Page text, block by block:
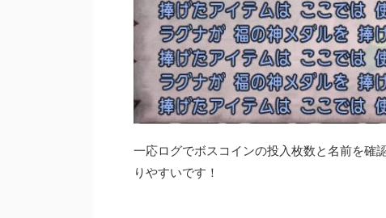
一応ログでボスコインの投入枚数と名前を確
りやすいです！